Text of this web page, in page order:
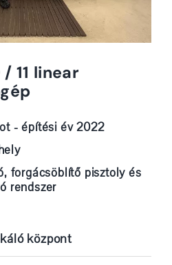
11 linear
- építési év 2022
forgácsöblítő pisztoly és
rendszer
központ